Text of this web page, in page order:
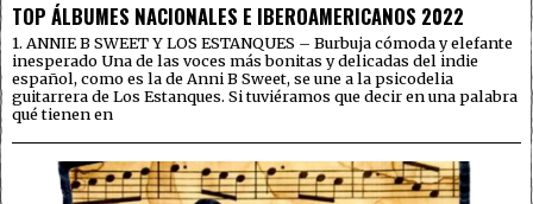
TOP ÁLBUMES NACIONALES E IBEROAMERICANOS 2022
1. ANNIE B SWEET Y LOS ESTANQUES – Burbuja cómoda y elefante
inesperado Una de las voces más bonitas y delicadas del indie
español, como es la de Anni B Sweet, se une a la psicodelia
guitarrera de Los Estanques. Si tuviéramos que decir en una palabra
qué tienen en